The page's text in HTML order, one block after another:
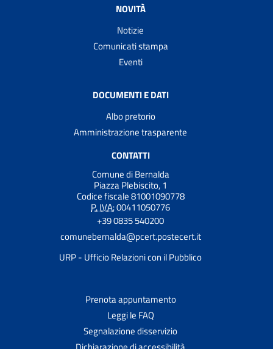
NOVITÀ
Notizie
Comunicati stampa
Eventi
DOCUMENTI E DATI
Albo pretorio
Amministrazione trasparente
CONTATTI
Comune di Bernalda
Piazza Plebiscito, 1
Codice fiscale 81001090778
P. IVA:00411050776
+39 0835 540200
comunebernalda@pcert.postecert.it
URP - Ufficio Relazioni con il Pubblico
Prenota appuntamento
Leggi le FAQ
Segnalazione disservizio